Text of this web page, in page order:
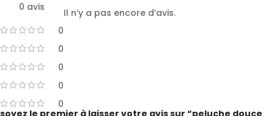
0 avis
0
0
0
0
0
Il n’y a pas encore d’avis.
soyez le premier à laisser votre avis sur “peluche douce